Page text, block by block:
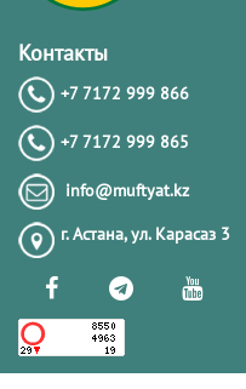
Контакты
+7 7172 999 866
+7 7172 999 865
info@muftyat.kz
г. Астана, ул. Карасаз 3